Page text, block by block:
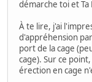
démarche toi et Ta
À te lire, j'ai
d'appréhension
port de la cage
cage). Sur ce
érection en cage